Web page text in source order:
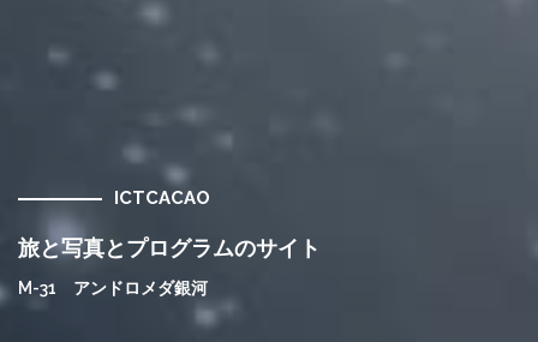
ICTCACAO
旅と写真とプログラムのサイト
M-31 アンドロメダ銀河